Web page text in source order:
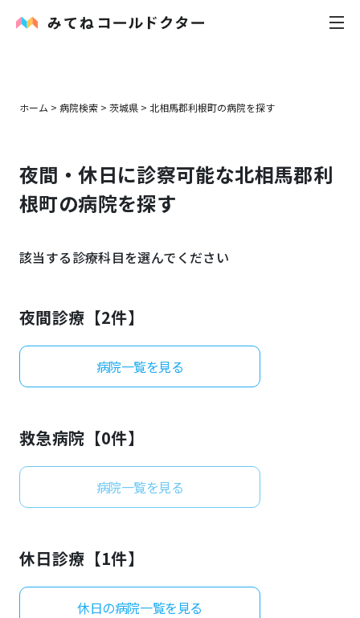
花粉症
感染症
お知らせ
よくあるご質問
ホーム > 病院検索 > 茨城県 > 北相馬郡利根町の病院を探す
夜間・休日に診察可能な北相馬郡利
根町の病院を探す
該当する診療科目を選んでください
夜間診療【2件】
病院一覧を見る
救急病院【0件】
病院一覧を見る
休日診療【1件】
休日の病院一覧を見る